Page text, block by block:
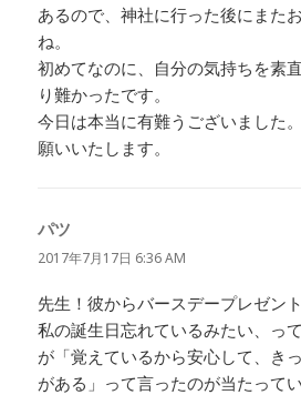
あるので、神社に行った後にまた
ね。
初めてなのに、自分の気持ちを素
り難かったです。
今日は本当に有難うございました
願いいたします。
パツ
り:
2017年7月17日 6:36 AM
先生！彼からバースデープレゼン
私の誕生日忘れているみたい、っ
が「覚えているから安心して、き
がある」って言ったのが当たってい